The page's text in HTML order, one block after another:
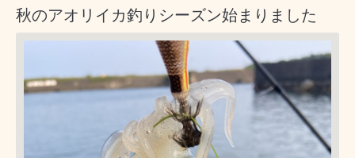
秋のアオリイカ釣りシーズン始まりました